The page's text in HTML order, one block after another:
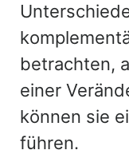
betrachten,
einer
können sie
führen.